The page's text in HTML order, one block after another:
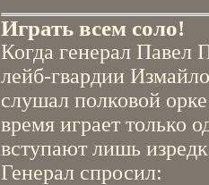
Играть всем соло!
Когда генерал Павел
лейб-гвардии
слушал полковой
время играет только
вступают лишь
Генерал спросил: